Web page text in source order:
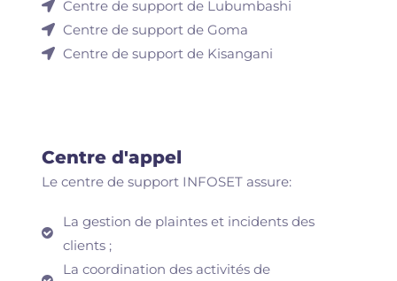
Centre de support de Lubumbashi
Centre de support de Goma
Centre de support de Kisangani
Centre d'appel​
Le centre de support INFOSET assure:
La gestion de plaintes et incidents des
clients ;
La coordination des activités de